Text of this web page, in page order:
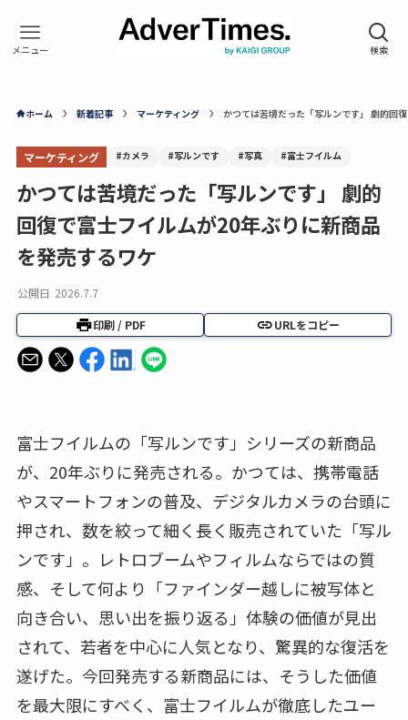
ホーム 新着記事 マーケティング かつては苦境だった「写ルンです」 劇的回
マーケティング #カメラ #写ルンです #写真 #富士フイルム
かつては苦境だった「写ルンです」 劇的
回復で富士フイルムが20年ぶりに新商品
を発売するワケ
公開日 2026.7.7
印刷 / PDF URLをコピー
富士フイルムの「写ルンです」シリーズの新商品
が、20年ぶりに発売される。かつては、携帯電話
やスマートフォンの普及、デジタルカメラの台頭に
押され、数を絞って細く長く販売されていた「写ル
ンです」。レトロブームやフィルムならではの質
感、そして何より「ファインダー越しに被写体と
向き合い、思い出を振り返る」体験の価値が見出
されて、若者を中心に人気となり、驚異的な復活を
遂げた。今回発売する新商品には、そうした価値
を最大限にすべく、富士フイルムが徹底したユー